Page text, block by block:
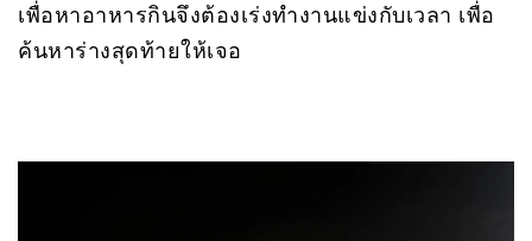
เพื่อหาอาหารกินจึงต้องเร่งทำงานแข่งกับเวลา เพื่อ
ค้นหาร่างสุดท้ายให้เจอ